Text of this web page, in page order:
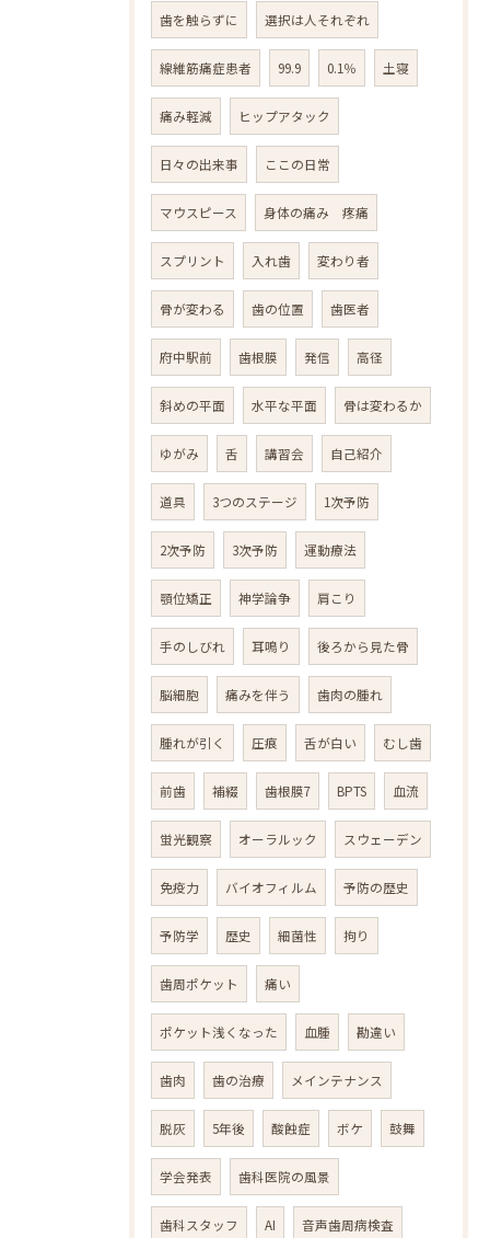
歯を触らずに 選択は人それぞれ
線維筋痛症患者 99.9 0.1％ 土寝
痛み軽減 ヒップアタック
日々の出来事 ここの日常
マウスピース 身体の痛み 疼痛
スプリント 入れ歯 変わり者
骨が変わる 歯の位置 歯医者
府中駅前 歯根膜 発信 高径
斜めの平面 水平な平面 骨は変わるか
ゆがみ 舌 講習会 自己紹介
道具 3つのステージ 1次予防
2次予防 3次予防 運動療法
顎位矯正 神学論争 肩こり
手のしびれ 耳鳴り 後ろから見た骨
脳細胞 痛みを伴う 歯肉の腫れ
腫れが引く 圧痕 舌が白い むし歯
前歯 補綴 歯根膜7 BPTS 血流
蛍光観察 オーラルック スウェーデン
免疫力 バイオフィルム 予防の歴史
予防学 歴史 細菌性 拘り
歯周ポケット 痛い
ポケット浅くなった 血腫 勘違い
歯肉 歯の治療 メインテナンス
脱灰 5年後 酸蝕症 ボケ 鼓舞
学会発表 歯科医院の風景
歯科スタッフ AI 音声歯周病検査